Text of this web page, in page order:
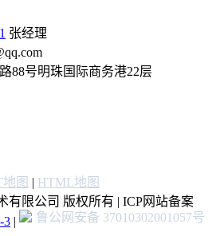
张经理
88号明珠国际商务港22层
图 | HTML地图
有限公司 版权所有 | ICP网站备案
3 | 鲁公网安备 37010302001057号